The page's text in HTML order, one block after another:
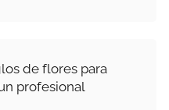
de flores para
profesional